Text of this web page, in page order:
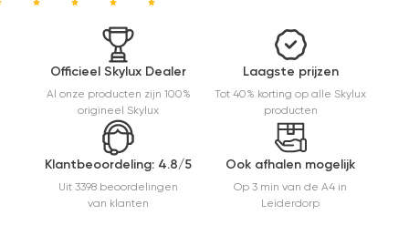
mooie
afwerking
en
eenvoudig
te
monteren.
Een prima
ervaring.
Officieel Skylux Dealer
Al onze producten zijn 100%
origineel Skylux
Laagste prijzen
Tot 40% korting op alle Skylux
producten
Klantbeoordeling: 4.8/5
Uit 3398 beoordelingen
van klanten
Ook afhalen mogelijk
Op 3 min van de A4 in
Leiderdorp